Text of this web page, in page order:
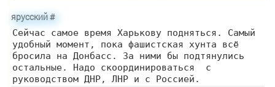
ярусский#
Сейчас самое время Харькову подняться. Самый
удобный момент, пока фашистская хунта всё
бросила на Донбасс. За ними бы подтянулись
остальные. Надо скоординироваться с
руководством ДНР, ЛНР и с Россией.